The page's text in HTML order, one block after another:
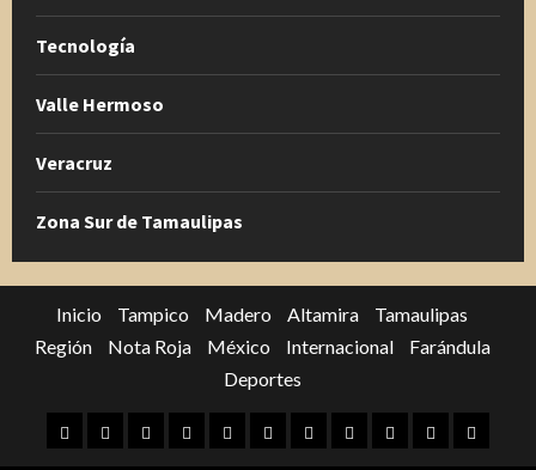
Tecnología
Valle Hermoso
Veracruz
Zona Sur de Tamaulipas
Inicio Tampico Madero Altamira
Tamaulipas
Región
Nota Roja México Internacional
Farándula
Deportes
InicioTampicoMaderoAltamiraTamaulipas
RegiónNota
Roja
MéxicoInternacional
Farándula